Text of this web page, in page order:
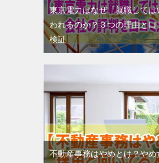
東京電力はなぜ「就職して
われるのか？３つの理由と口
検証
不動産事務はやめとけ？やめ